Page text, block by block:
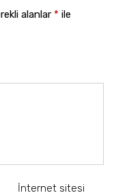
alanlar * ile
İnternet sitesi